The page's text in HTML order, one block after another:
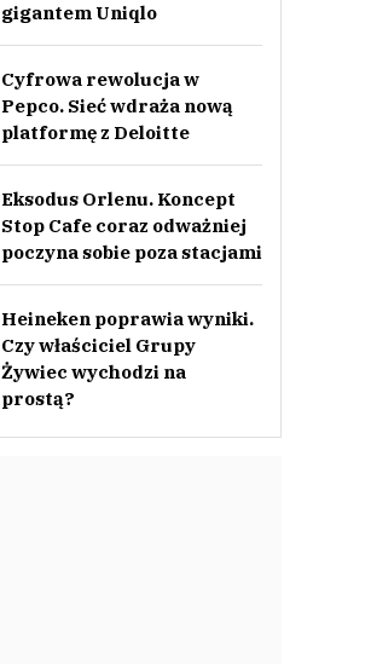
gigantem Uniqlo
Cyfrowa rewolucja w
Pepco. Sieć wdraża nową
platformę z Deloitte
Eksodus Orlenu. Koncept
Stop Cafe coraz odważniej
poczyna sobie poza stacjami
Heineken poprawia wyniki.
Czy właściciel Grupy
Żywiec wychodzi na
prostą?